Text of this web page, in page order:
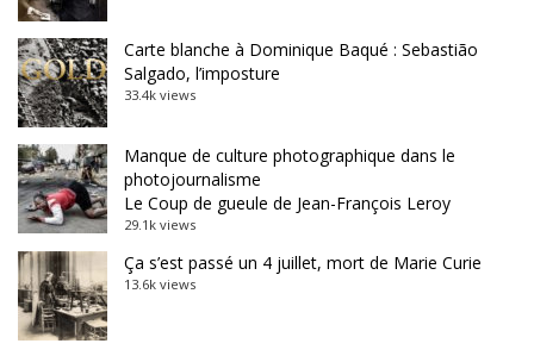
Carte blanche à Dominique Baqué : Sebastião
Salgado, l’imposture
33.4k views
Manque de culture photographique dans le
photojournalisme
Le Coup de gueule de Jean-François Leroy
29.1k views
Ça s’est passé un 4 juillet, mort de Marie Curie
13.6k views